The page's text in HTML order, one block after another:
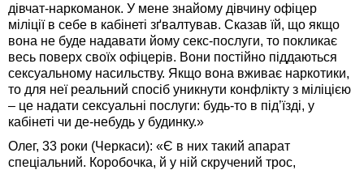
дівчат-наркоманок. У мене знайому дівчину офіцер
міліції в себе в кабінеті зґвалтував. Сказав їй, що якщо
вона не буде надавати йому секс-послуги, то покликає
весь поверх своїх офіцерів. Вони постійно піддаються
сексуальному насильству. Якщо вона вживає наркотики,
то для неї реальний спосіб уникнути конфлікту з міліцією
– це надати сексуальні послуги: будь-то в під’їзді, у
кабінеті чи де-небудь у будинку.»
Олег, 33 роки (Черкаси): «Є в них такий апарат
спеціальний. Коробочка, й у ній скручений трос,